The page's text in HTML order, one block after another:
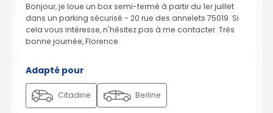
Bonjour, je loue un box semi-fermé à partir du 1er juillet
dans un parking sécurisé - 20 rue des annelets 75019. Si
cela vous intéresse, n'hésitez pas à me contacter. Très
bonne journée, Florence
Adapté pour
Citadine Berline